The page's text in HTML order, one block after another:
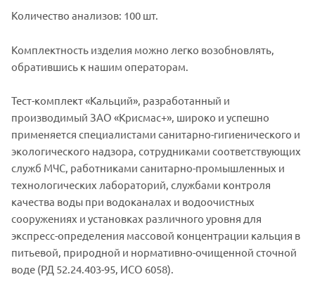
Количество анализов: 100 шт.
Комплектность изделия можно легко возобновлять,
обратившись к нашим операторам.
Тест-комплект «Кальций», разработанный и
производимый ЗАО «Крисмас+», широко и успешно
применяется специалистами санитарно-гигиенического и
экологического надзора, сотрудниками соответствующих
служб МЧС, работниками санитарно-промышленных и
технологических лабораторий, службами контроля
качества воды при водоканалах и водоочистных
сооружениях и установках различного уровня для
экспресс-определения массовой концентрации кальция в
питьевой, природной и нормативно-очищенной сточной
воде (РД 52.24.403-95, ИСО 6058).